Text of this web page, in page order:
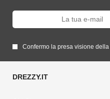
Confermo la presa visione della